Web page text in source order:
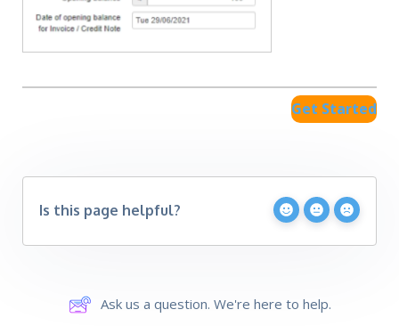
Get Started
Is this page helpful?
Ask us a question. We're here to help.